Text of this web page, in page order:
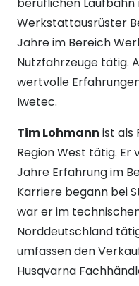
Werkstattausrüster
Jahre im Bereich
Nutzfahrzeuge tätig.
wertvolle
Iwetec.
Tim Lohmann ist als
Region West tätig.
Jahre Erfahrung im
Karriere begann bei
war er im
Norddeutschland
umfassen den
Husqvarna